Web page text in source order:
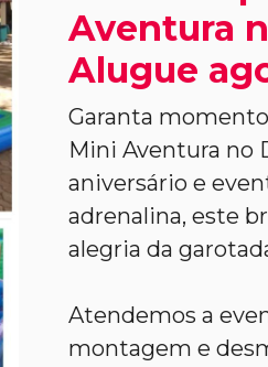
Aventura
Alugue
Garanta
Mini Aventura no
aniversário e
adrenalina, este
alegria da
Atendemos a
montagem e